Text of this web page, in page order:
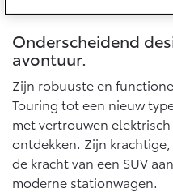
bZ4X
BATTERIJ-ELEKTRISCH
Abonnementen
Multimedia
Connected check
Navigatie updates
Onderscheidend
avontuur.
Zijn robuuste en
Touring tot een nieuw
met vertrouwen
ontdekken. Zijn
de kracht van een SUV
moderne stationwagen.